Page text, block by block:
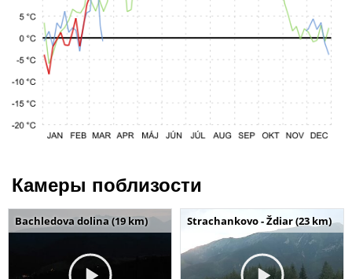
Камеры поблизости
Bachledova dolina (19 km) Strachankovo - Ždiar (23 km)